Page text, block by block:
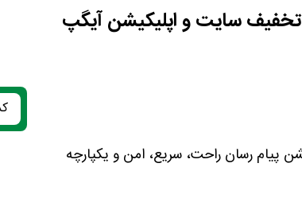
سایت و اپلیکیشن آیگپ
پیام رسان راحت، سریع، امن و یکپارچه